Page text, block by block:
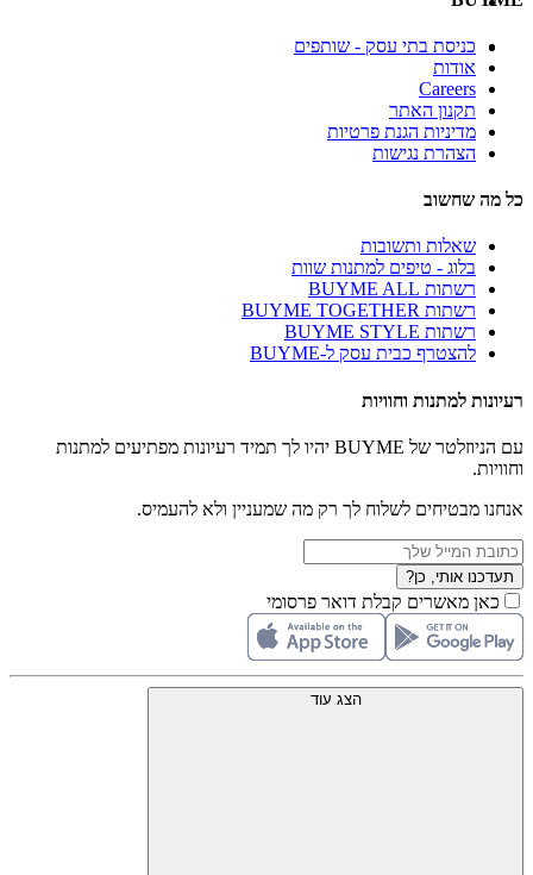
כניסת בתי עסק - שותפים
אודות
Careers
תקנון האתר
מדיניות הגנת פרטיות
הצהרת נגישות
כל מה שחשוב
שאלות ותשובות
בלוג - טיפים למתנות שוות
רשתות BUYME ALL
רשתות BUYME TOGETHER
רשתות BUYME STYLE
להצטרף כבית עסק ל-BUYME
רעיונות למתנות וחוויות
עם הניוזלטר של BUYME יהיו לך תמיד רעיונות מפתיעים למתנות
וחוויות.
אנחנו מבטיחים לשלוח לך רק מה שמעניין ולא להעמיס.
תעדכנו אותי, כן?
כאן מאשרים קבלת דואר פרסומי
הצג עוד